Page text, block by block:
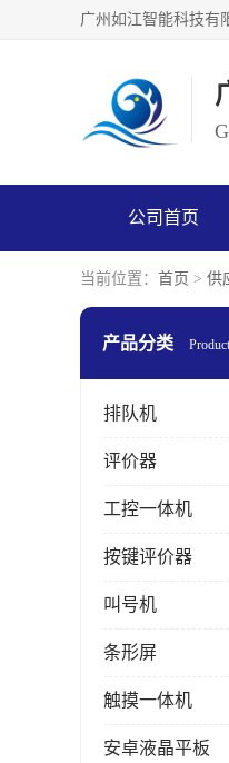
公司首页
当前位置： 首页 > 供
产品分类 Product
排队机
评价器
工控一体机
按键评价器
叫号机
条形屏
触摸一体机
安卓液晶平板